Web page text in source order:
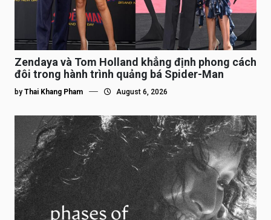
Zendaya và Tom Holland khẳng định phong cách
đôi trong hành trình quảng bá Spider-Man
by Thai Khang Pham August 6, 2026